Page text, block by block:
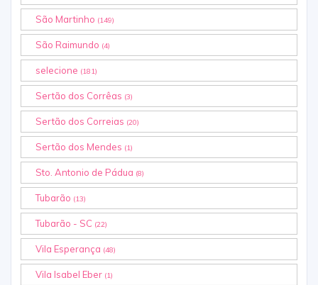
São Martinho (149)
São Raimundo (4)
selecione (181)
Sertão dos Corrêas (3)
Sertão dos Correias (20)
Sertão dos Mendes (1)
Sto. Antonio de Pádua (8)
Tubarão (13)
Tubarão - SC (22)
Vila Esperança (48)
Vila Isabel Eber (1)